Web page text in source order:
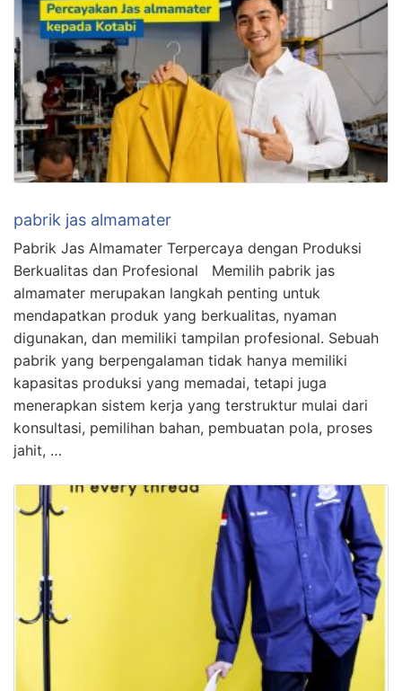
pabrik jas almamater
Pabrik Jas Almamater Terpercaya dengan Produksi
Berkualitas dan Profesional Memilih pabrik jas
almamater merupakan langkah penting untuk
mendapatkan produk yang berkualitas, nyaman
digunakan, dan memiliki tampilan profesional. Sebuah
pabrik yang berpengalaman tidak hanya memiliki
kapasitas produksi yang memadai, tetapi juga
menerapkan sistem kerja yang terstruktur mulai dari
konsultasi, pemilihan bahan, pembuatan pola, proses
jahit, …